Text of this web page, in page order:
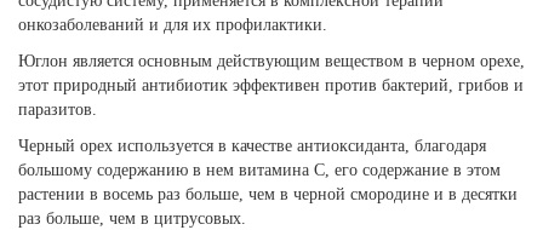
онкозаболеваний и для их профилактики.
Юглон является основным действующим веществом в черном орехе,
этот природный антибиотик эффективен против бактерий, грибов и
паразитов.
Черный орех используется в качестве антиоксиданта, благодаря
большому содержанию в нем витамина С, его содержание в этом
растении в восемь раз больше, чем в черной смородине и в десятки
раз больше, чем в цитрусовых.